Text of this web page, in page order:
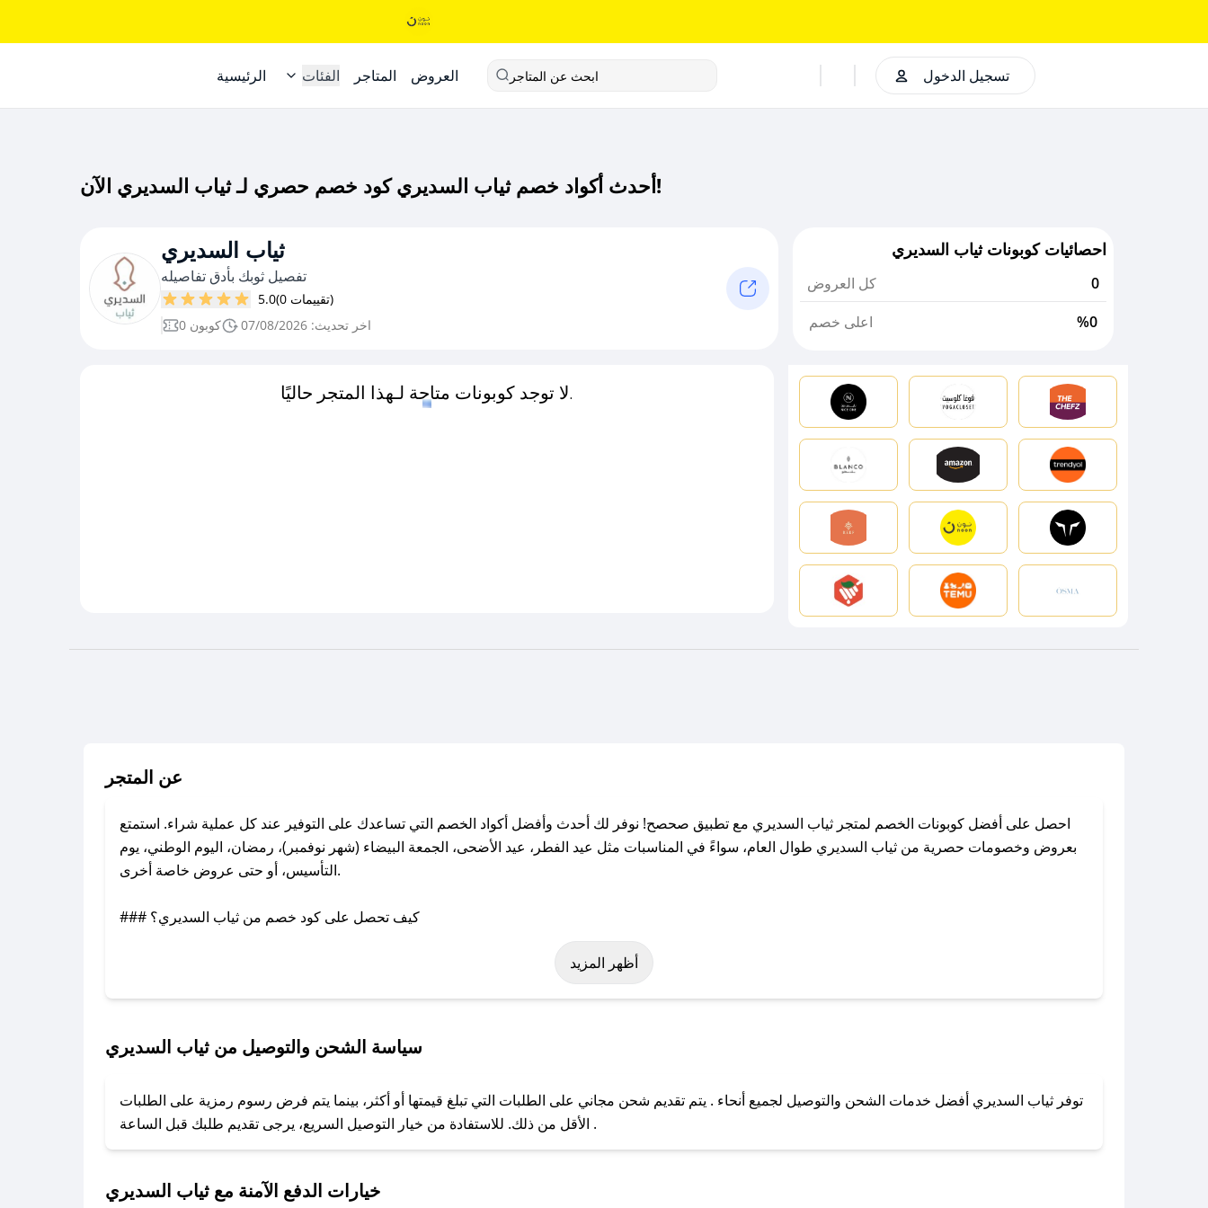
الرئيسية الفئات المتاجر العروض ابحث عن المتاجر تسجيل الدخول
أحدث أكواد خصم ثياب السديري كود خصم حصري لـ ثياب السديري الآن!
ثياب السديري
تفصيل ثوبك بأدق تفاصيله
5.0
(0 تقييمات)
0 كوبون
اخر تحديث: 07/08/2026
احصائيات كوبونات ثياب السديري
كل العروض
0
اعلى خصم
%0
لا توجد كوبونات متاحة لـهذا المتجر حاليًا.
عن المتجر
احصل على أفضل كوبونات الخصم لمتجر ثياب السديري مع تطبيق صحصح! نوفر لك أحدث وأفضل أكواد الخصم التي تساعدك على التوفير عند كل عملية شراء. استمتع
بعروض وخصومات حصرية من ثياب السديري طوال العام، سواءً في المناسبات مثل عيد الفطر، عيد الأضحى، الجمعة البيضاء (شهر نوفمبر)، رمضان، اليوم الوطني، يوم
التأسيس، أو حتى عروض خاصة أخرى.
### كيف تحصل على كود خصم من ثياب السديري؟
باستخدام تطبيق صحصح، يمكنك العثور بسهولة على كود خصم ثياب السديري. وفي حال عدم توفر الكوبون، تواصل معنا عبر تويتر أو البريد الإلكتروني لإضافته بسرعة.
لا تقلق! يمكنك التواصل مع فريق دعم صحصح عبر الرسائل الخاصة على تويتر أو البريد الإلكتروني، وسنقوم بحل المشكلة في أسرع وقت ممكن.
### ماذا أفعل إذا لم أجد كود خصم لمتجري المفضل؟
أظهر المزيد
سياسة الشحن والتوصيل من ثياب السديري
توفر ثياب السديري أفضل خدمات الشحن والتوصيل لجميع أنحاء . يتم تقديم شحن مجاني على الطلبات التي تبلغ قيمتها أو أكثر، بينما يتم فرض رسوم رمزية على الطلبات
الأقل من ذلك. للاستفادة من خيار التوصيل السريع، يرجى تقديم طلبك قبل الساعة .
خيارات الدفع الآمنة مع ثياب السديري